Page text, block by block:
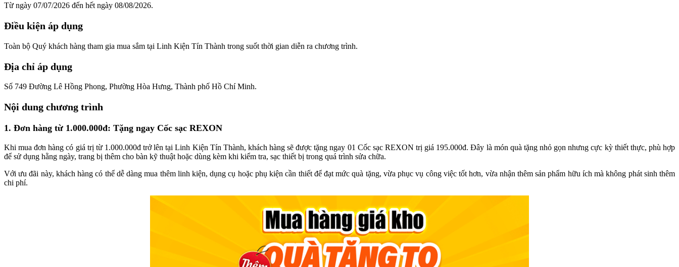
Từ ngày 07/07/2026 đến hết ngày 08/08/2026.
Điều kiện áp dụng
Toàn bộ Quý khách hàng tham gia mua sắm tại Linh Kiện Tín Thành trong suốt thời gian diễn ra chương trình.
Địa chỉ áp dụng
Số 749 Đường Lê Hồng Phong, Phường Hòa Hưng, Thành phố Hồ Chí Minh.
Nội dung chương trình
1. Đơn hàng từ 1.000.000đ: Tặng ngay Cốc sạc REXON
Khi mua đơn hàng có giá trị từ 1.000.000đ trở lên tại Linh Kiện Tín Thành, khách hàng sẽ được tặng ngay 01 Cốc sạc REXON trị giá 195.000đ. Đây là món quà tặng nhỏ gọn nhưng cực kỳ thiết thực, phù hợp
để sử dụng hằng ngày, trang bị thêm cho bàn kỹ thuật hoặc dùng kèm khi kiểm tra, sạc thiết bị trong quá trình sửa chữa.
Với ưu đãi này, khách hàng có thể dễ dàng mua thêm linh kiện, dụng cụ hoặc phụ kiện cần thiết để đạt mức quà tặng, vừa phục vụ công việc tốt hơn, vừa nhận thêm sản phẩm hữu ích mà không phát sinh thêm
chi phí.